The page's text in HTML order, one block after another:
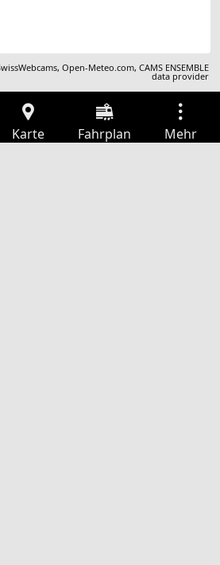
,Open-Meteo.com,CAMS ENSEMBLE
data provider
Karte Fahrplan Mehr